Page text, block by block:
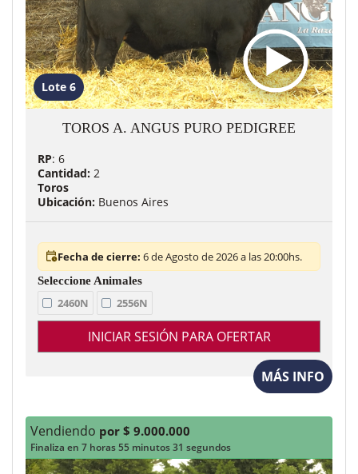
Lote 6
TOROS A. ANGUS PURO PEDIGREE
RP: 6
Cantidad: 2
Toros
Ubicación: Buenos Aires
Fecha de cierre: 6 de Agosto de 2026 a las 20:00hs.
2460N 2556N
INICIAR SESIÓN PARA OFERTAR
MÁS INFO
Vendiendo por $ 9.000.000
Finaliza en 7 horas 55 minutos 29 segundos